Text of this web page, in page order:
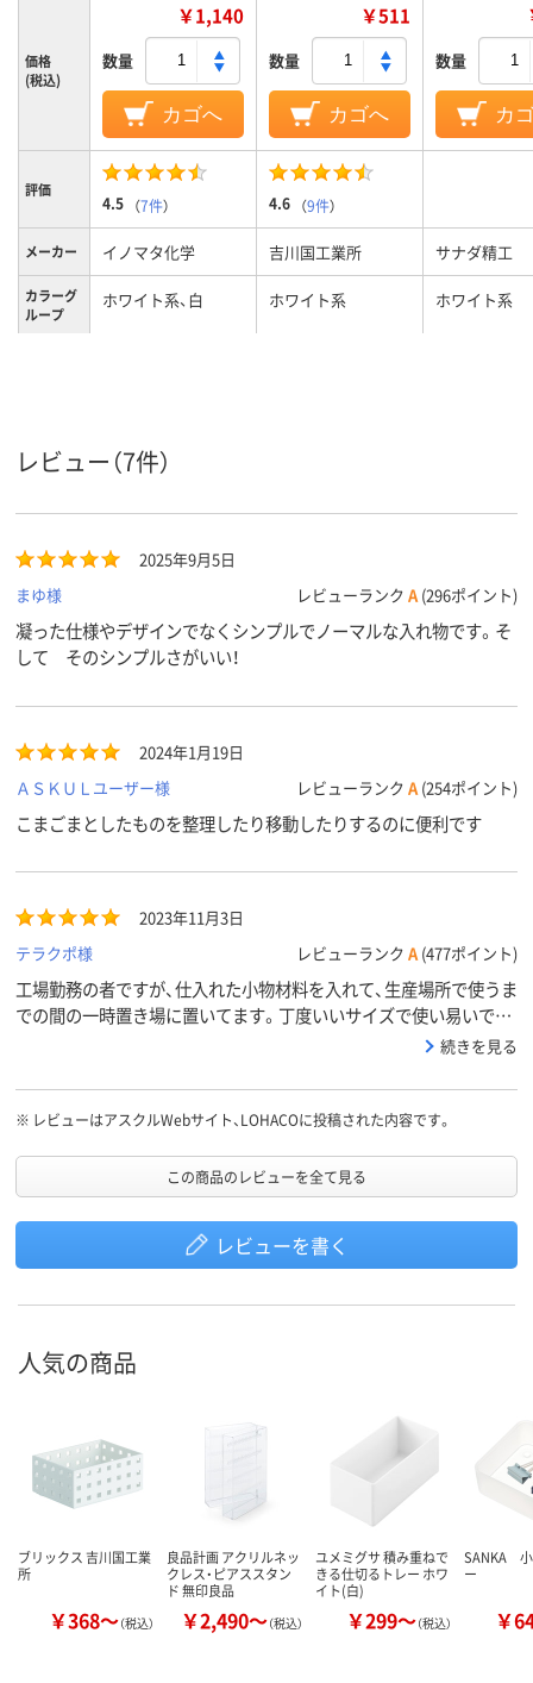
価格
(税込)
￥1,140
数量
カゴへ
￥511
数量
カゴへ
数量
カ
評価
4.5 （7件） 4.6 （9件）
メーカー イノマタ化学 吉川国工業所 サナダ精工
カラーグ
ループ
ホワイト系、白 ホワイト系 ホワイト系
レビュー（7件）
2025年9月5日
まゆ様
レビューランク A (296ポイント)
凝った仕様やデザインでなくシンプルでノーマルな入れ物です。そ
して そのシンプルさがいい！
2024年1月19日
ＡＳＫＵＬユーザー様
レビューランク A (254ポイント)
こまごまとしたものを整理したり移動したりするのに便利です
2023年11月3日
テラクポ様
レビューランク A (477ポイント)
工場勤務の者ですが、仕入れた小物材料を入れて、生産場所で使うま
での間の一時置き場に置いてます。丁度いいサイズで使い易いで
続きを見る
※ レビューはアスクルWebサイト、LOHACOに投稿された内容です。
この商品のレビューを全て見る
レビューを書く
人気の商品
ブリックス 吉川国工業
所
￥368～（税込）
良品計画 アクリルネッ
クレス・ピアススタン
ド 無印良品
￥2,490～（税込）
ユメミグサ 積み重ねで
きる仕切るトレー ホワ
イト(白)
￥299～（税込）
SANKA
ー
￥